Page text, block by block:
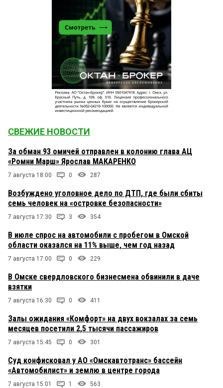
СВЕЖИЕ НОВОСТИ
За обман 93 омичей отправлен в колонию глава АЦ
«Ромни Марш» Ярослав МАКАРЕНКО
7 августа 18:00 0 287
Возбуждено уголовное дело по ДТП, где были сбиты
семь человек на «островке безопасности»
7 августа 17:30 3 354
В июле спрос на автомобили с пробегом в Омской
области оказался на 11% выше, чем год назад
7 августа 17:00 0 229
В Омске свердловского бизнесмена обвинили в даче
взятки
7 августа 16:30 0 411
Залы ожидания «Комфорт» на двух вокзалах за семь
месяцев посетили 2,5 тысячи пассажиров
7 августа 15:45 0 301
Суд конфисковал у АО «Омскавтотранс» бассейн
«Автомобилист» и землю в центре города
7 августа 15:01 1 563